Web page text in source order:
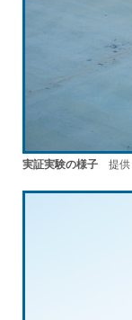
実証実験の様子提供